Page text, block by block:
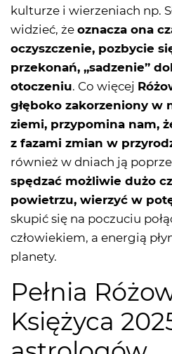
kulturze i wierzeniach np.
widzieć, że oznacza ona
oczyszczenie, pozbycie
przekonań, ,,sadzenie”
otoczeniu. Co więcej
głęboko zakorzeniony w
ziemi, przypomina nam,
z fazami zmian w
również w dniach ją
spędzać możliwie dużo
powietrzu, wierzyć w
skupić się na poczuciu
człowiekiem, a energią
planety.
Pełnia
Księżyca